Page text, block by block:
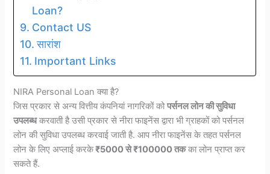
Loan?
Contact US
सारांश
Important Links
NIRA Personal Loan क्या है?
जिस प्रकार से अन्य वित्तीय कंपनियां नागरिकों कोपर्सनल लोन की सुविधा
उपलब्धकरवाती है उसी प्रकार से नीरा फाइनेंस द्वारा भी ग्राहकों को पर्सनल
लोन की सुविधा उपलब्ध करवाई जाती है. आप नीरा फाइनेंस के तहत पर्सनल
लोन के लिए अप्लाई करके₹5000 से ₹100000 तकका लोन प्राप्त कर
सकते हैं.